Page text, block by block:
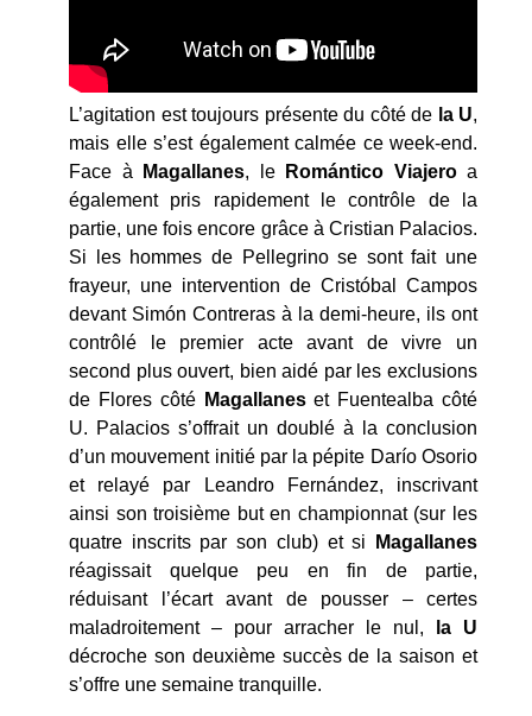
L’agitation est toujours présente du côté de la U,
mais elle s’est également calmée ce week-end.
Face à
Magallanes, leRomántico Viajeroa
également pris rapidement le contrôle de la
partie, une fois encore grâce à Cristian Palacios.
Si les hommes de Pellegrino se sont fait une
frayeur, une intervention de Cristóbal Campos
devant Simón Contreras à la demi-heure, ils ont
contrôlé le premier acte avant de vivre un
second plus ouvert, bien aidé par les exclusions
de Flores côté Magallaneset Fuentealba côté
U. Palacios s’offrait un doublé à la conclusion
d’un mouvement initié par la pépite Darío Osorio
et relayé par Leandro Fernández, inscrivant
ainsi son troisième but en championnat (sur les
quatre inscrits par son club) et si
Magallanes
réagissait quelque peu en fin de partie,
réduisant l’écart avant de pousser – certes
maladroitement – pour arracher le nul, la U
décroche son deuxième succès de la saison et
s’offre une semaine tranquille.